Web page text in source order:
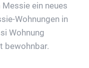
ein neues
Wohnungen in
Wohnung
bewohnbar.